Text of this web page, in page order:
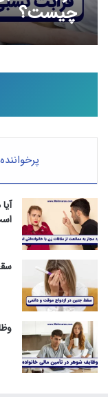
چیست؟
پرخواننده